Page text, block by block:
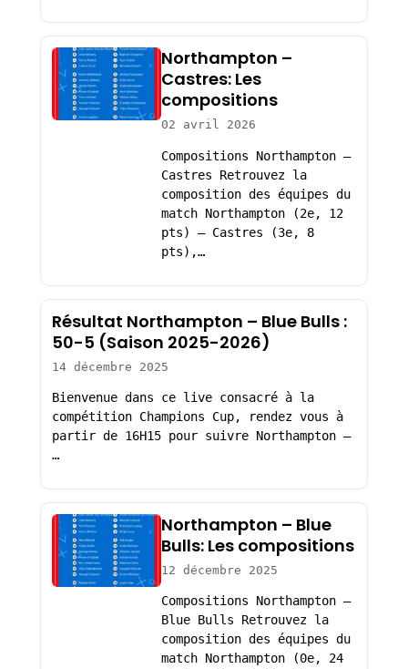
Northampton –
Castres: Les
compositions
02 avril 2026
Compositions Northampton –
Castres Retrouvez la
composition des équipes du
match Northampton (2e, 12
pts) – Castres (3e, 8
pts),…
Résultat Northampton – Blue Bulls :
50-5 (Saison 2025-2026)
14 décembre 2025
Bienvenue dans ce live consacré à la
compétition Champions Cup, rendez vous à
partir de 16H15 pour suivre Northampton –
…
Northampton – Blue
Bulls: Les compositions
12 décembre 2025
Compositions Northampton –
Blue Bulls Retrouvez la
composition des équipes du
match Northampton (0e, 24